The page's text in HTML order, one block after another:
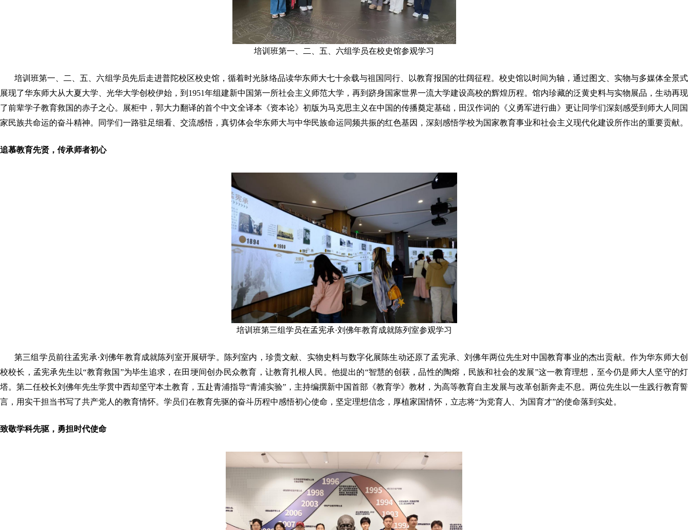
培训班第一、二、五、六组学员在校史馆参观学习
培训班第一、二、五、六组学员先后走进普陀校区校史馆，循着时光脉络品读华东师大七十余载与祖国同行、以教育报国的壮阔征程。校史馆以时间为轴，通过图文、实物与多媒体全景式
展现了华东师大从大夏大学、光华大学创校伊始，到1951年组建新中国第一所社会主义师范大学，再到跻身国家世界一流大学建设高校的辉煌历程。馆内珍藏的泛黄史料与实物展品，生动再现
了前辈学子教育救国的赤子之心。展柜中，郭大力翻译的首个中文全译本《资本论》初版为马克思主义在中国的传播奠定基础，田汉作词的《义勇军进行曲》更让同学们深刻感受到师大人同国
家民族共命运的奋斗精神。同学们一路驻足细看、交流感悟，真切体会华东师大与中华民族命运同频共振的红色基因，深刻感悟学校为国家教育事业和社会主义现代化建设所作出的重要贡献。
追慕教育先贤，传承师者初心
培训班第三组学员在孟宪承·刘佛年教育成就陈列室参观学习
第三组学员前往孟宪承·刘佛年教育成就陈列室开展研学。陈列室内，珍贵文献、实物史料与数字化展陈生动还原了孟宪承、刘佛年两位先生对中国教育事业的杰出贡献。作为华东师大创
校校长，孟宪承先生以“教育救国”为毕生追求，在田埂间创办民众教育，让教育扎根人民。他提出的“智慧的创获，品性的陶熔，民族和社会的发展”这一教育理想，至今仍是师大人坚守的灯
塔。第二任校长刘佛年先生学贯中西却坚守本土教育，五赴青浦指导“青浦实验”，主持编撰新中国首部《教育学》教材，为高等教育自主发展与改革创新奔走不息。两位先生以一生践行教育誓
言，用实干担当书写了共产党人的教育情怀。学员们在教育先驱的奋斗历程中感悟初心使命，坚定理想信念，厚植家国情怀，立志将“为党育人、为国育才”的使命落到实处。
致敬学科先驱，勇担时代使命